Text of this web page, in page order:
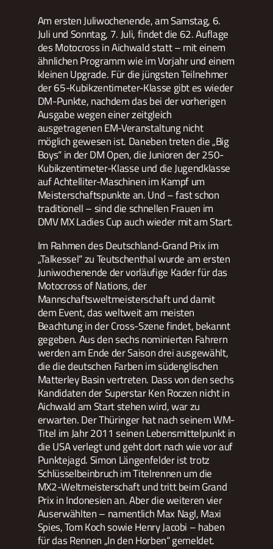
Am ersten Juliwochenende, am Samstag, 6.
Juli und Sonntag, 7. Juli, findet die 62. Auflage
des Motocross in Aichwald statt – mit einem
ähnlichen Programm wie im Vorjahr und einem
kleinen Upgrade. Für die jüngsten Teilnehmer
der 65-Kubikzentimeter-Klasse gibt es wieder
DM-Punkte, nachdem das bei der vorherigen
Ausgabe wegen einer zeitgleich
ausgetragenen EM-Veranstaltung nicht
möglich gewesen ist. Daneben treten die „Big
Boys“ in der DM Open, die Junioren der 250-
Kubikzentimeter-Klasse und die Jugendklasse
auf Achtelliter-Maschinen im Kampf um
Meisterschaftspunkte an. Und – fast schon
traditionell – sind die schnellen Frauen im
DMV MX Ladies Cup auch wieder mit am Start.
Im Rahmen des Deutschland-Grand Prix im
„Talkessel“ zu Teutschenthal wurde am ersten
Juniwochenende der vorläufige Kader für das
Motocross of Nations, der
Mannschaftsweltmeisterschaft und damit
dem Event, das weltweit am meisten
Beachtung in der Cross-Szene findet, bekannt
gegeben. Aus den sechs nominierten Fahrern
werden am Ende der Saison drei ausgewählt,
die die deutschen Farben im südenglischen
Matterley Basin vertreten. Dass von den sechs
Kandidaten der Superstar Ken Roczen nicht in
Aichwald am Start stehen wird, war zu
erwarten. Der Thüringer hat nach seinem WM-
Titel im Jahr 2011 seinen Lebensmittelpunkt in
die USA verlegt und geht dort nach wie vor auf
Punktejagd. Simon Längenfelder ist trotz
Schlüsselbeinbruch im Titelrennen um die
MX2-Weltmeisterschaft und tritt beim Grand
Prix in Indonesien an. Aber die weiteren vier
Auserwählten – namentlich Max Nagl, Maxi
Spies, Tom Koch sowie Henry Jacobi – haben
für das Rennen „In den Horben“ gemeldet.